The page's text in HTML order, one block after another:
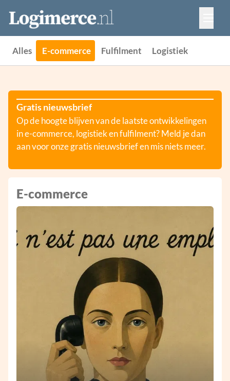
Vacatures
Events
Adverteren
Partners
Alles E-commerce Fulfilment Logistiek
Gratis nieuwsbrief
Op de hoogte blijven van de laatste ontwikkelingen
in e-commerce, logistiek en fulfilment? Meld je dan
aan voor onze gratis nieuwsbrief en mis niets meer.
E-commerce